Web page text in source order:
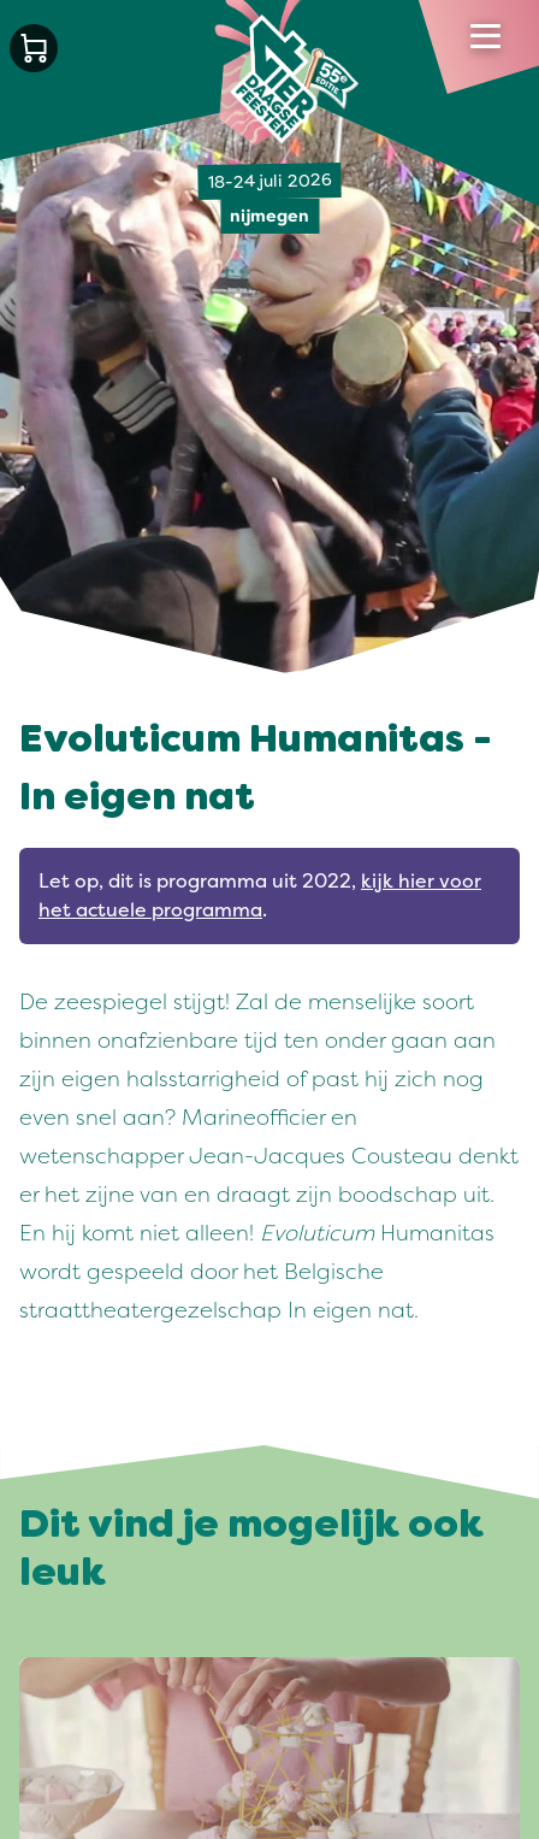
18-24 juli 2026
nijmegen
Evoluticum Humanitas -
In eigen nat
Let op, dit is programma uit 2022, kijk hier voor
het actuele programma.
De zeespiegel stijgt! Zal de menselijke soort
binnen onafzienbare tijd ten onder gaan aan
zijn eigen halsstarrigheid of past hij zich nog
even snel aan? Marineofficier en
wetenschapper Jean-Jacques Cousteau denkt
er het zijne van en draagt zijn boodschap uit.
En hij komt niet alleen! EvoluticumHumanitas
wordt gespeeld door het Belgische
straattheatergezelschap In eigen nat.
Dit vind je mogelijk ook
leuk